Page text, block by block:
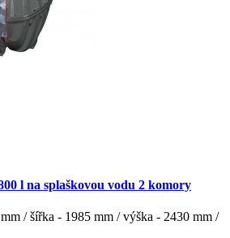
l na splaškovou vodu 2 komory
/ šířka - 1985 mm / výška - 2430 mm /